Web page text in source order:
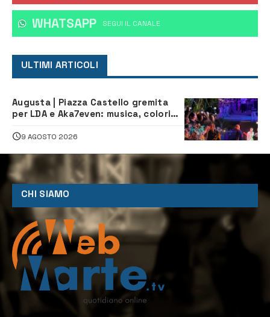
WHATSAPP ‎SEGUI IL CANALE
ULTIMI ARTICOLI
Augusta | Piazza Castello gremita
per LDA e Aka7even: musica, colori
9 AGOSTO 2026
CHI SIAMO